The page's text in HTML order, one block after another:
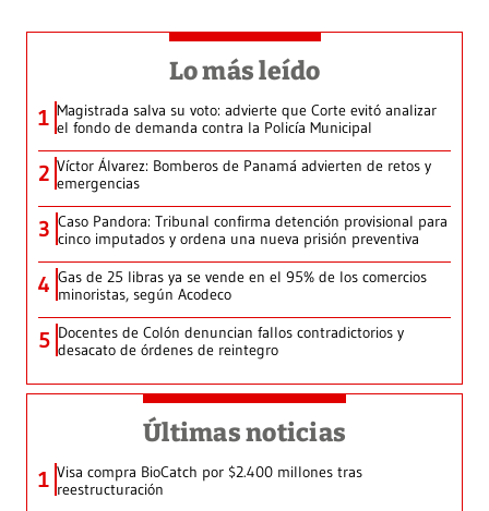
Lo más leído
1 Magistrada salva su voto: advierte que Corte evitó analizar
el fondo de demanda contra la Policía Municipal
2 Víctor Álvarez: Bomberos de Panamá advierten de retos y
emergencias
3 Caso Pandora: Tribunal confirma detención provisional para
cinco imputados y ordena una nueva prisión preventiva
4 Gas de 25 libras ya se vende en el 95% de los comercios
minoristas, según Acodeco
5 Docentes de Colón denuncian fallos contradictorios y
desacato de órdenes de reintegro
Últimas noticias
1 Visa compra BioCatch por $2.400 millones tras
reestructuración